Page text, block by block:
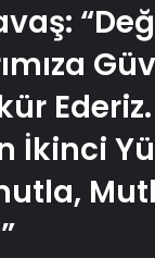
Ederiz.
İkinci